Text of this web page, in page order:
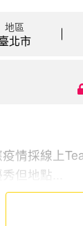
地區
北市
情採線上
但地點...